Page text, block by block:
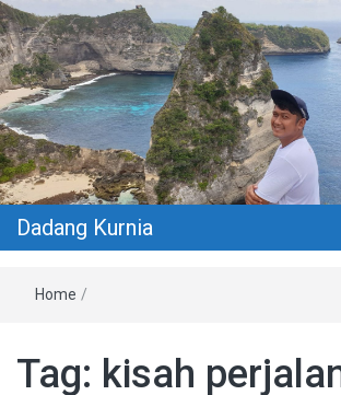
Dadang Kurnia
Home /
Tag: kisah